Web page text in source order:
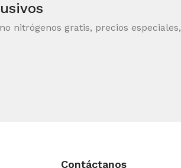
nitrógenos gratis, precios especiales,
Contáctanos